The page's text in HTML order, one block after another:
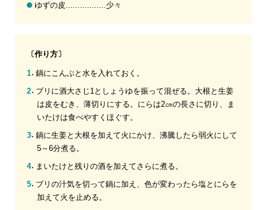
ゆずの皮.................少々
〔作り方〕
鍋にこんぶと水を入れておく。
ブリに酒大さじ1としょうゆを振って混ぜる。大根と生姜
は皮をむき、薄切りにする。にらは2㎝の長さに切り、ま
いたけは食べやすくほぐす。
鍋に生姜と大根を加えて火にかけ、沸騰したら弱火にして
5～6分煮る。
まいたけと残りの酒を加えてさらに煮る。
ブリの汁気を切って鍋に加え、色が変わったら塩とにらを
加えて火を止める。